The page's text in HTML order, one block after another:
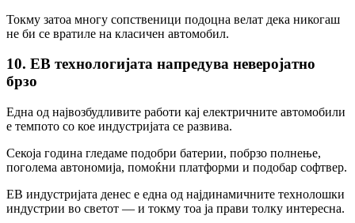
Токму затоа многу сопственици подоцна велат дека никогаш
не би се вратиле на класичен автомобил.
10. ЕВ технологијата напредува неверојатно
брзо
Една од највозбудливите работи кај електричните автомобили
е темпото со кое индустријата се развива.
Секоја година гледаме подобри батерии, побрзо полнење,
поголема автономија, помоќни платформи и подобар софтвер.
ЕВ индустријата денес е една од најдинамичните технолошки
индустрии во светот — и токму тоа ја прави толку интересна.